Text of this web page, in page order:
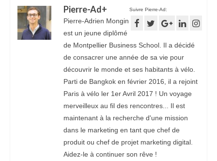
Suivre Pierre-Ad:
Pierre-Ad+
Pierre-Adrien Mongin
est un jeune diplômé
de Montpellier Business School. Il a décidé
de consacrer une année de sa vie pour
découvrir le monde et ses habitants à vélo.
Parti de Bangkok en février 2016, il a rejoint
Paris à vélo ler 1er Avril 2017 ! Un voyage
merveilleux au fil des rencontres... Il est
maintenant à la recherche d'une mission
dans le marketing en tant que chef de
produit ou chef de projet marketing digital.
Aidez-le à continuer son rêve !